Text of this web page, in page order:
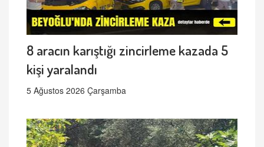
8 aracın karıştığı zincirleme kazada 5
kişi yaralandı
5 Ağustos 2026 Çarşamba